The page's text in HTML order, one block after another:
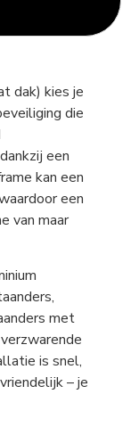
dak) kies je
die
een
kan een
een
van maar
met
is snel,
– je